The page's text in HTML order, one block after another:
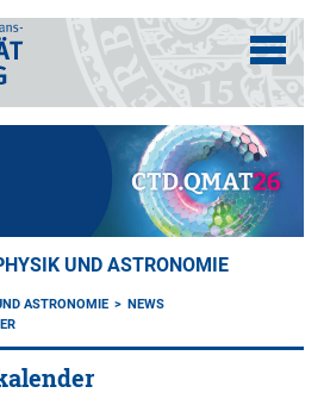
UND ASTRONOMIE
ASTRONOMIE
NEWS